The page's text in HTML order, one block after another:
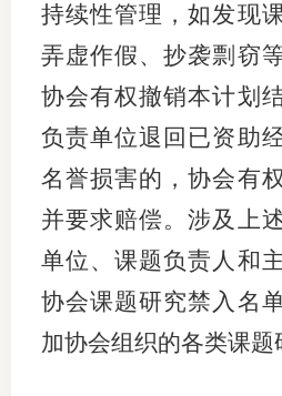
持续性管理，如发现
弄虚作假、抄袭剽窃
协会有权撤销本计划
负责单位退回已资助
名誉损害的，协会有
并要求赔偿。涉及上
单位、课题负责人和
协会课题研究禁入名
加协会组织的各类课题